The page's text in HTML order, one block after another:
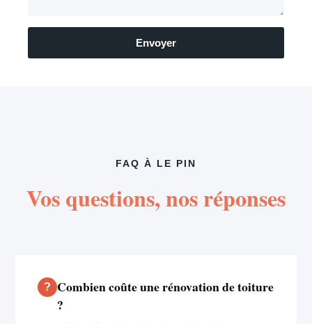
Envoyer
FAQ À LE PIN
Vos questions, nos réponses
Combien coûte une rénovation de toiture
?